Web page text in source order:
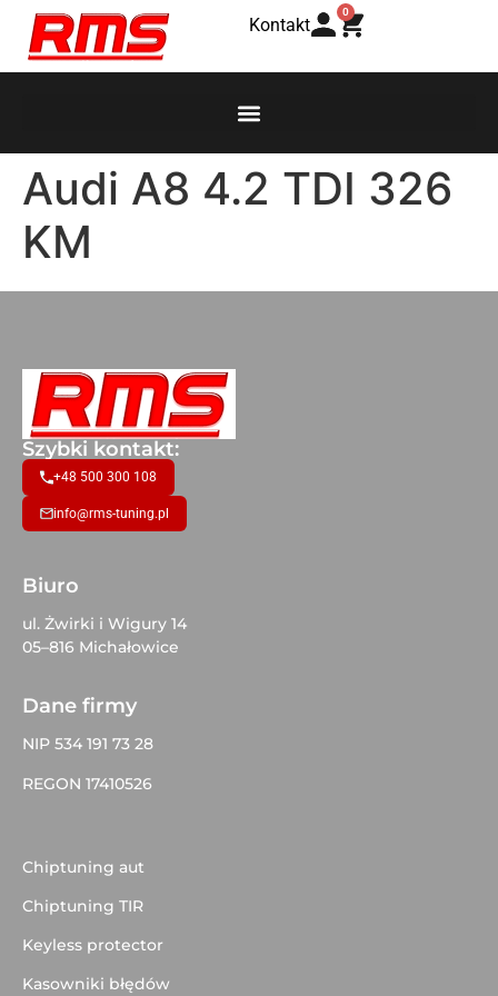
Kontakt
0
Audi A8 4.2 TDI 326
KM
Szybki kontakt:
+48 500 300 108
info@rms-tuning.pl
Biuro
ul. Żwirki i Wigury 14
05–816 Michałowice
Dane firmy
NIP 534 191 73 28
REGON 17410526
Chiptuning aut
Chiptuning TIR
Keyless protector
Kasowniki błędów